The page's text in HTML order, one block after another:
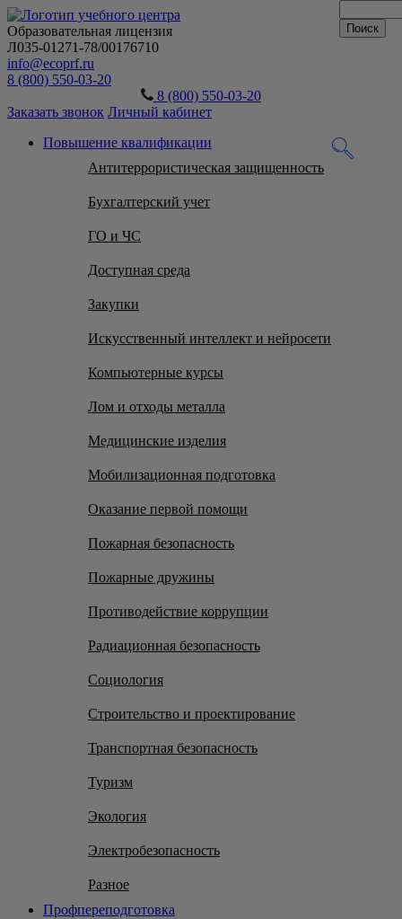
Образовательная лицензия
Л035-01271-78/00176710
info@ecoprf.ru
8 (800) 550-03-20
8 (800) 550-03-20
Заказать звонок Личный кабинет
Повышение квалификации
Антитеррористическая защищенность
Бухгалтерский учет
ГО и ЧС
Доступная среда
Закупки
Искусственный интеллект и нейросети
Компьютерные курсы
Лом и отходы металла
Медицинские изделия
Мобилизационная подготовка
Оказание первой помощи
Пожарная безопасность
Пожарные дружины
Противодействие коррупции
Радиационная безопасность
Социология
Строительство и проектирование
Транспортная безопасность
Туризм
Экология
Электробезопасность
Разное
Профпереподготовка